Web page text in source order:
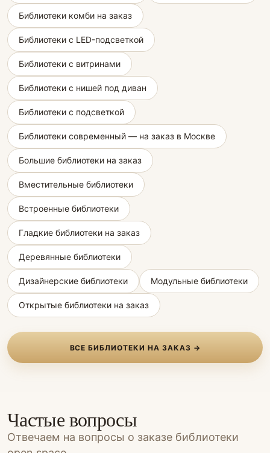
Библиотеки комби на заказ
Библиотеки с LED-подсветкой
Библиотеки с витринами
Библиотеки с нишей под диван
Библиотеки с подсветкой
Библиотеки современный — на заказ в Москве
Большие библиотеки на заказ
Вместительные библиотеки
Встроенные библиотеки
Гладкие библиотеки на заказ
Деревянные библиотеки
Дизайнерские библиотеки Модульные библиотеки
Открытые библиотеки на заказ
ВСЕ БИБЛИОТЕКИ НА ЗАКАЗ →
Частые вопросы
Отвечаем на вопросы о заказе библиотеки